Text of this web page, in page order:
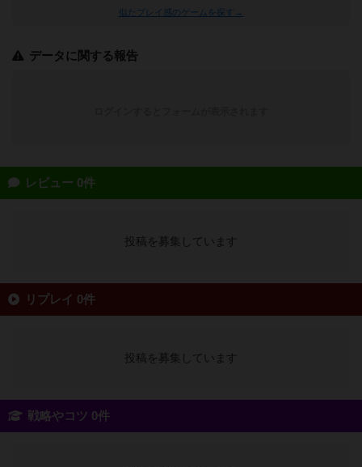
似たプレイ感のゲームを探す→
データに関する報告
レビュー 0件
投稿を募集しています
リプレイ 0件
投稿を募集しています
戦略やコツ 0件